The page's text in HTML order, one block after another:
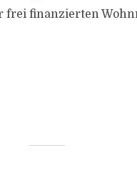
finanzierten